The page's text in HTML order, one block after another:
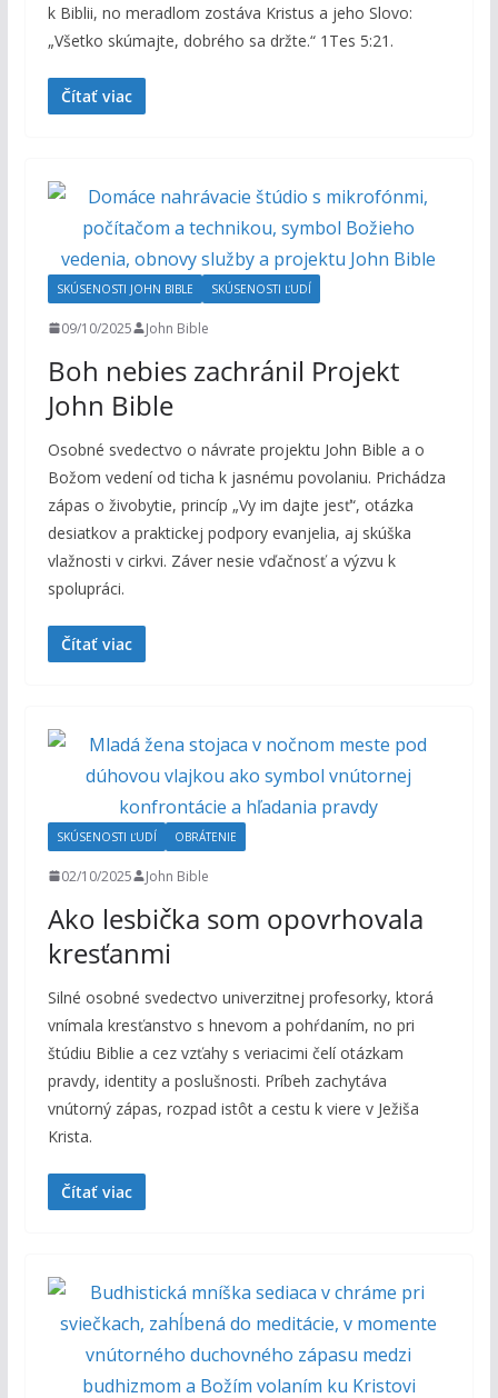
k Biblii, no meradlom zostáva Kristus a jeho Slovo:
„Všetko skúmajte, dobrého sa držte.“ 1Tes 5:21.
Čítať viac
SKÚSENOSTI JOHN BIBLE SKÚSENOSTI ĽUDÍ
09/10/2025 John Bible
Boh nebies zachránil Projekt
John Bible
Osobné svedectvo o návrate projektu John Bible a o
Božom vedení od ticha k jasnému povolaniu. Prichádza
zápas o živobytie, princíp „Vy im dajte jesť“, otázka
desiatkov a praktickej podpory evanjelia, aj skúška
vlažnosti v cirkvi. Záver nesie vďačnosť a výzvu k
spolupráci.
Čítať viac
SKÚSENOSTI ĽUDÍ OBRÁTENIE
02/10/2025 John Bible
Ako lesbička som opovrhovala
kresťanmi
Silné osobné svedectvo univerzitnej profesorky, ktorá
vnímala kresťanstvo s hnevom a pohŕdaním, no pri
štúdiu Biblie a cez vzťahy s veriacimi čelí otázkam
pravdy, identity a poslušnosti. Príbeh zachytáva
vnútorný zápas, rozpad istôt a cestu k viere v Ježiša
Krista.
Čítať viac